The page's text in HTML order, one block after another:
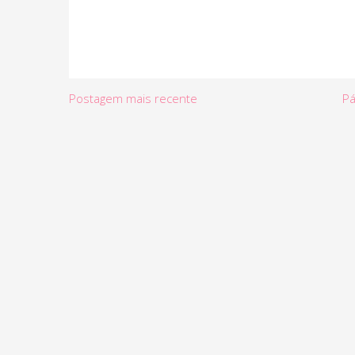
Postagem mais recente